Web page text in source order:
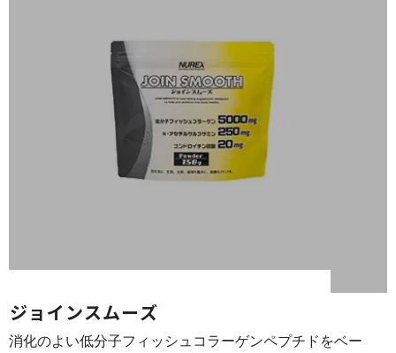
ジョイン ス ム ー ズ
消化のよい低分子フィッシュコラーゲンペプチドをベー